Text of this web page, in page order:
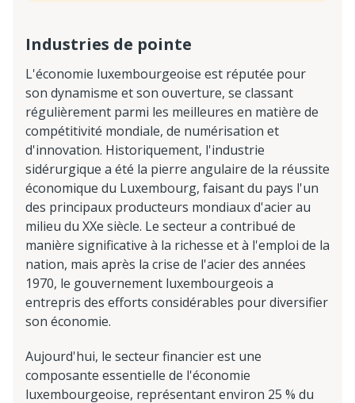
Industries de pointe
L'économie luxembourgeoise est réputée pour
son dynamisme et son ouverture, se classant
régulièrement parmi les meilleures en matière de
compétitivité mondiale, de numérisation et
d'innovation. Historiquement, l'industrie
sidérurgique a été la pierre angulaire de la réussite
économique du Luxembourg, faisant du pays l'un
des principaux producteurs mondiaux d'acier au
milieu du XXe siècle. Le secteur a contribué de
manière significative à la richesse et à l'emploi de la
nation, mais après la crise de l'acier des années
1970, le gouvernement luxembourgeois a
entrepris des efforts considérables pour diversifier
son économie.
Aujourd'hui, le secteur financier est une
composante essentielle de l'économie
luxembourgeoise, représentant environ 25 % du